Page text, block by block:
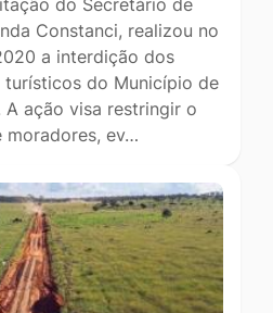
do Secretário de
Constanci, realizou no
a interdição dos
do Município de
A ação visa restringir o
moradores, ev…